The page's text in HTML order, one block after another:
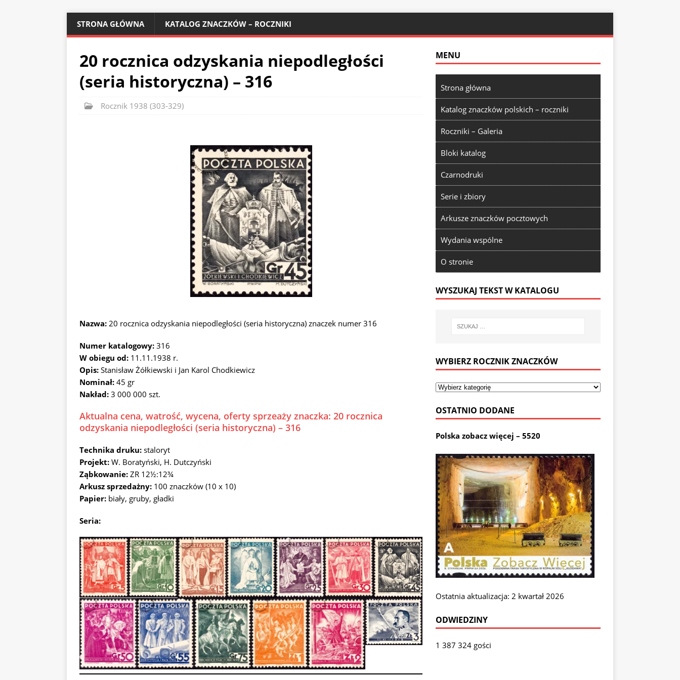
STRONA GŁÓWNA KATALOG ZNACZKÓW – ROCZNIKI
20 rocznica odzyskania niepodległości
(seria historyczna) – 316
Rocznik 1938 (303-329)
Nazwa: 20 rocznica odzyskania niepodległości (seria historyczna) znaczek numer 316
Numer katalogowy: 316
W obiegu od: 11.11.1938 r.
Opis: Stanisław Żółkiewski i Jan Karol Chodkiewicz
Nominał: 45 gr
Nakład: 3 000 000 szt.
Aktualna cena, watrość, wycena, oferty sprzeaży znaczka: 20 rocznica
odzyskania niepodległości (seria historyczna) – 316
Technika druku: staloryt
Projekt: W. Boratyński, H. Dutczyński
Ząbkowanie: ZR 12½:12¾
Arkusz sprzedażny: 100 znaczków (10 x 10)
Papier: biały, gruby, gładki
Seria:
MENU
Strona główna
Katalog znaczków polskich – roczniki
Roczniki – Galeria
Bloki katalog
Czarnodruki
Serie i zbiory
Arkusze znaczków pocztowych
Wydania wspólne
O stronie
WYSZUKAJ TEKST W KATALOGU
WYBIERZ ROCZNIK ZNACZKÓW
OSTATNIO DODANE
Polska zobacz więcej – 5520
Ostatnia aktualizacja: 2 kwartał 2026
ODWIEDZINY
1 387 324 gości